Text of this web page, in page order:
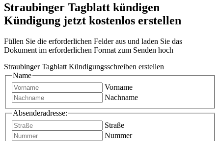
Straubinger Tagblatt kündigen
Kündigung jetzt kostenlos erstellen
Füllen Sie die erforderlichen Felder aus und laden Sie das
Dokument im erforderlichen Format zum Senden hoch
Straubinger Tagblatt Kündigungsschreiben erstellen
Name
Vorname
Nachname
Absenderadresse:
Straße
Nummer